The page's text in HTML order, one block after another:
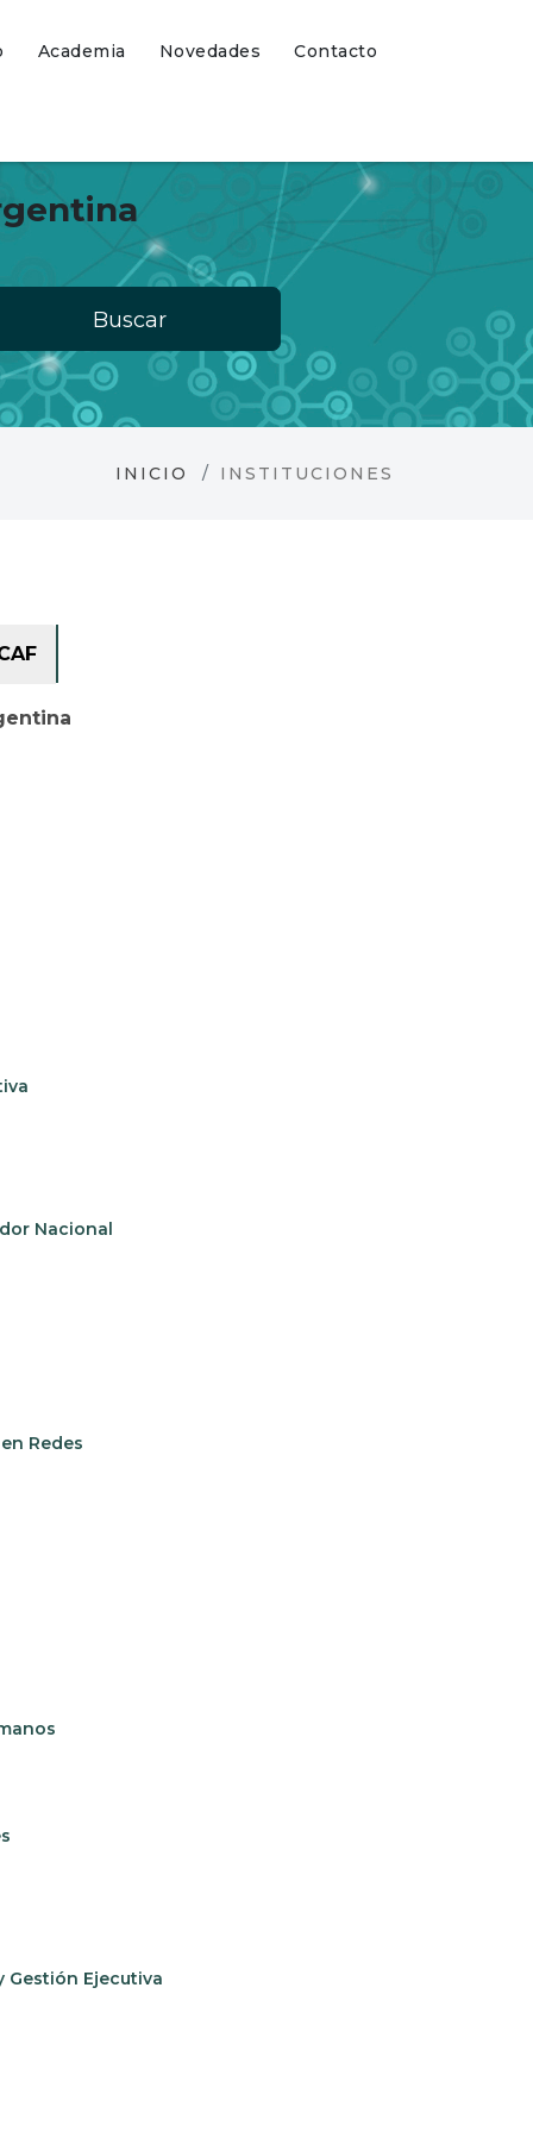
Academia Novedades Contacto
Buscar
INICIO INSTITUCIONES
Nacional
Redes
Ejecutiva